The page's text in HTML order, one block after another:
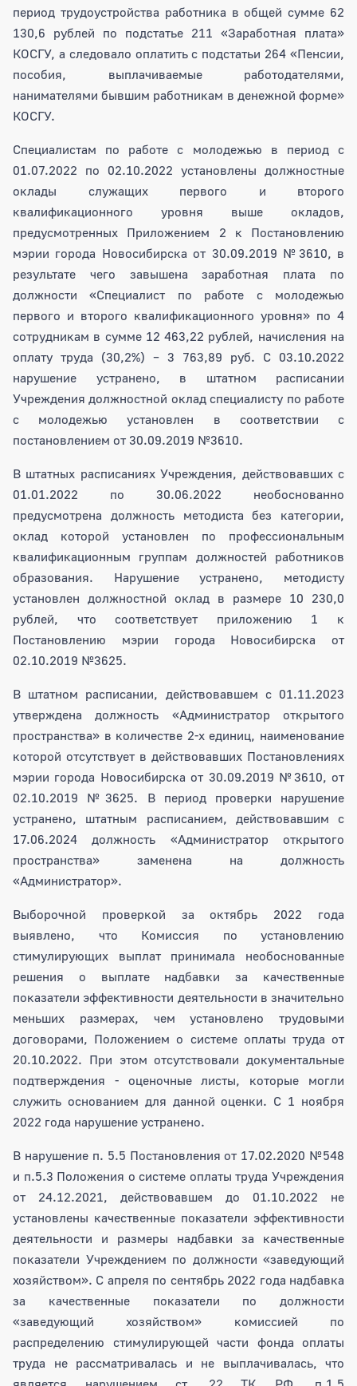
период трудоустройства работника в общей сумме 62
130,6 рублей по подстатье 211 «Заработная плата»
КОСГУ, а следовало оплатить с подстатьи 264 «Пенсии,
пособия, выплачиваемые работодателями,
нанимателями бывшим работникам в денежной форме»
КОСГУ.
Специалистам по работе с молодежью в период с
01.07.2022 по 02.10.2022 установлены должностные
оклады служащих первого и второго
квалификационного уровня выше окладов,
предусмотренных Приложением 2 к Постановлению
мэрии города Новосибирска от 30.09.2019 №3610, в
результате чего завышена заработная плата по
должности «Специалист по работе с молодежью
первого и второго квалификационного уровня» по 4
сотрудникам в сумме 12 463,22 рублей, начисления на
оплату труда (30,2%) – 3 763,89 руб. С 03.10.2022
нарушение устранено, в штатном расписании
Учреждения должностной оклад специалисту по работе
с молодежью установлен в соответствии с
постановлением от 30.09.2019 №3610.
В штатных расписаниях Учреждения, действовавших с
01.01.2022 по 30.06.2022 необоснованно
предусмотрена должность методиста без категории,
оклад которой установлен по профессиональным
квалификационным группам должностей работников
образования. Нарушение устранено, методисту
установлен должностной оклад в размере 10 230,0
рублей, что соответствует приложению 1 к
Постановлению мэрии города Новосибирска от
02.10.2019 №3625.
В штатном расписании, действовавшем с 01.11.2023
утверждена должность «Администратор открытого
пространства» в количестве 2-х единиц, наименование
которой отсутствует в действовавших Постановлениях
мэрии города Новосибирска от 30.09.2019 №3610, от
02.10.2019 №3625. В период проверки нарушение
устранено, штатным расписанием, действовавшим с
17.06.2024 должность «Администратор открытого
пространства» заменена на должность
«Администратор».
Выборочной проверкой за октябрь 2022 года
выявлено, что Комиссия по установлению
стимулирующих выплат принимала необоснованные
решения о выплате надбавки за качественные
показатели эффективности деятельности в значительно
меньших размерах, чем установлено трудовыми
договорами, Положением о системе оплаты труда от
20.10.2022. При этом отсутствовали документальные
подтверждения - оценочные листы, которые могли
служить основанием для данной оценки. С 1 ноября
2022 года нарушение устранено.
В нарушение п. 5.5 Постановления от 17.02.2020 №548
и п.5.3 Положения о системе оплаты труда Учреждения
от 24.12.2021, действовавшем до 01.10.2022 не
установлены качественные показатели эффективности
деятельности и размеры надбавки за качественные
показатели Учреждением по должности «заведующий
хозяйством». С апреля по сентябрь 2022 года надбавка
за качественные показатели по должности
«заведующий хозяйством» комиссией по
распределению стимулирующей части фонда оплаты
труда не рассматривалась и не выплачивалась, что